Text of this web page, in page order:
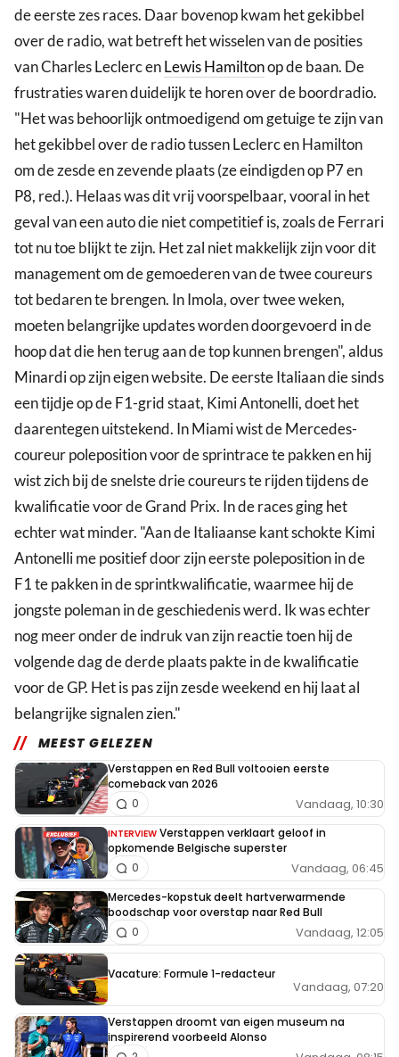
de eerste zes races. Daar bovenop kwam het gekibbel
over de radio, wat betreft het wisselen van de posities
van Charles Leclerc enLewis Hamiltonop de baan. De
frustraties waren duidelijk te horen over de boordradio.
"Het was behoorlijk ontmoedigend om getuige te zijn van
het gekibbel over de radio tussen Leclerc en Hamilton
om de zesde en zevende plaats (ze eindigden op P7 en
P8, red.). Helaas was dit vrij voorspelbaar, vooral in het
geval van een auto die niet competitief is, zoals de Ferrari
tot nu toe blijkt te zijn. Het zal niet makkelijk zijn voor dit
management om de gemoederen van de twee coureurs
tot bedaren te brengen. In Imola, over twee weken,
moeten belangrijke updates worden doorgevoerd in de
hoop dat die hen terug aan de top kunnen brengen", aldus
Minardi op zijn eigen website. De eerste Italiaan die sinds
een tijdje op de F1-grid staat, Kimi Antonelli, doet het
daarentegen uitstekend. In Miami wist de Mercedes-
coureur poleposition voor de sprintrace te pakken en hij
wist zich bij de snelste drie coureurs te rijden tijdens de
kwalificatie voor de Grand Prix. In de races ging het
echter wat minder. "Aan de Italiaanse kant schokte Kimi
Antonelli me positief door zijn eerste poleposition in de
F1 te pakken in de sprintkwalificatie, waarmee hij de
jongste poleman in de geschiedenis werd. Ik was echter
nog meer onder de indruk van zijn reactie toen hij de
volgende dag de derde plaats pakte in de kwalificatie
voor de GP. Het is pas zijn zesde weekend en hij laat al
belangrijke signalen zien."
MEEST GELEZEN
Verstappen en Red Bull voltooien eerste
comeback van 2026
Vandaag, 10:30
0
INTERVIEW Verstappen verklaart geloof in
opkomende Belgische superster
Vandaag, 06:45
0
Mercedes-kopstuk deelt hartverwarmende
boodschap voor overstap naar Red Bull
Vandaag, 12:05
0
Vacature: Formule 1-redacteur
Vandaag, 07:20
Verstappen droomt van eigen museum na
inspirerend voorbeeld Alonso